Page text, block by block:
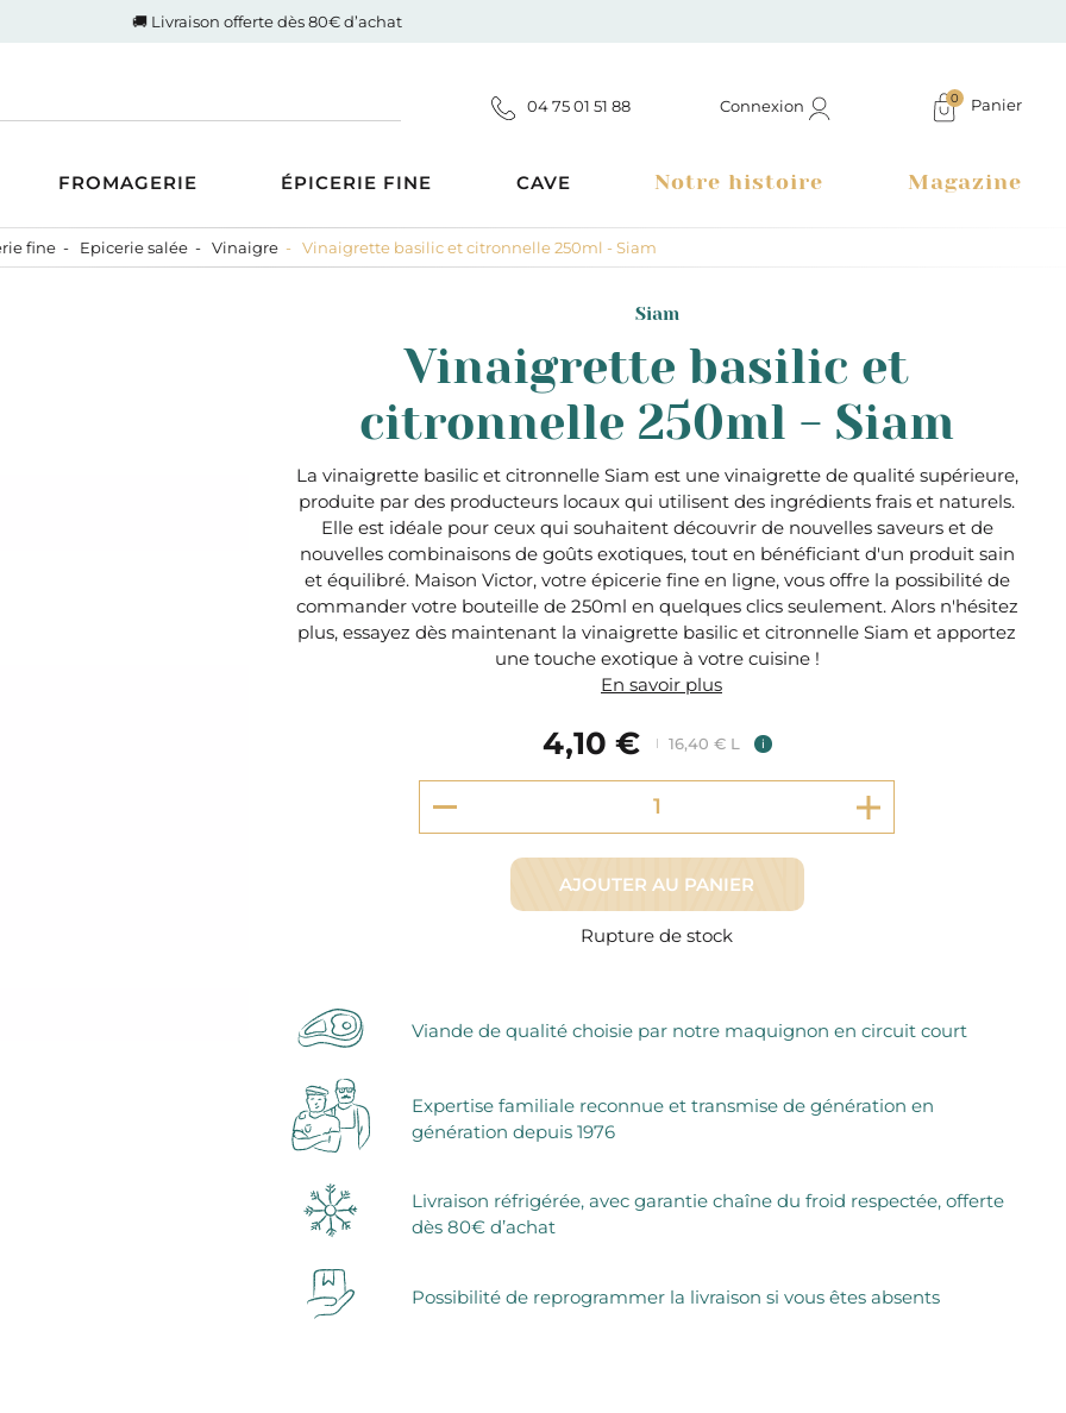
🚚 Livraison offerte dès 80€ d’achat
04 75 01 51 88 Connexion 0 Panier
Gigot de Drôme-Ardèche
Poulet fermier de Quentin
Nos saucisses maison
Sélection dans les fermes locales depuis 1976
Découvrir notre savoir-faire de maquignon
FROMAGERIE
Rhône-Alpes
Fromager Affineurs depuis plus de 45 ans
Découvrez notre sélection de Fromages livrés en 24h
ÉPICERIE FINE
Boutique à Montélimar & Epicerie fine en ligne
Découvrez + de 3000 références disponibles
CAVE
Sélection par notre sommelier
Découvrir
Notre histoire Magazine
fine Epicerie salée Vinaigre Vinaigrette basilic et citronnelle 250ml - Siam
Siam
Vinaigrette basilic et
citronnelle 250ml - Siam
La vinaigrette basilic et citronnelle Siam est une vinaigrette de qualité supérieure,
produite par des producteurs locaux qui utilisent des ingrédients frais et naturels.
Elle est idéale pour ceux qui souhaitent découvrir de nouvelles saveurs et de
nouvelles combinaisons de goûts exotiques, tout en bénéficiant d'un produit sain
et équilibré. Maison Victor, votre épicerie fine en ligne, vous offre la possibilité de
commander votre bouteille de 250ml en quelques clics seulement. Alors n'hésitez
plus, essayez dès maintenant la vinaigrette basilic et citronnelle Siam et apportez
une touche exotique à votre cuisine !
En savoir plus
4,10 € 16,40 € L i
AJOUTER AU PANIER
Rupture de stock
Viande de qualité choisie par notre maquignon en circuit court
Expertise familiale reconnue et transmise de génération en
génération depuis 1976
Livraison réfrigérée, avec garantie chaîne du froid respectée, offerte
dès 80€ d’achat
Possibilité de reprogrammer la livraison si vous êtes absents